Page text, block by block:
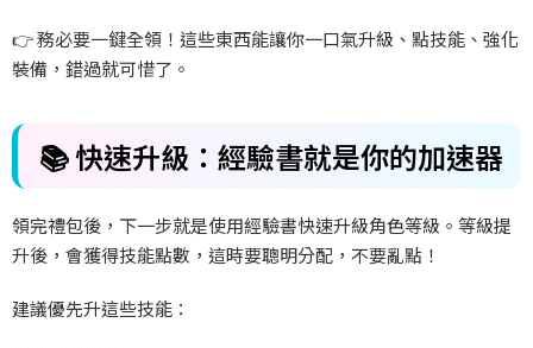
👉 務必要一鍵全領！這些東西能讓你一口氣升級、點技能、強化
裝備，錯過就可惜了。
📚 快速升級：經驗書就是你的加速器
領完禮包後，下一步就是使用經驗書快速升級角色等級。等級提
升後，會獲得技能點數，這時要聰明分配，不要亂點！
建議優先升這些技能：